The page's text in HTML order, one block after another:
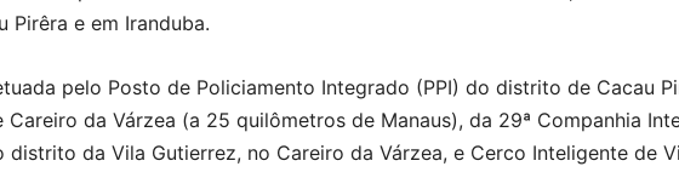
Pirêra e em Iranduba.
pelo Posto de Policiamento Integrado (PPI) do distrito de Cacau
Careiro da Várzea (a 25 quilômetros de Manaus), da 29ª Companhia
distrito da Vila Gutierrez, no Careiro da Várzea, e Cerco Inteligente de